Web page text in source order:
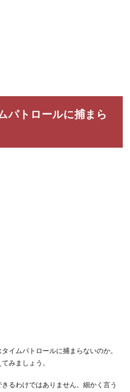
パトロールに捕まら
イムパトロールに捕まらないのか。
みましょう。
るわけではありません。細かく言う